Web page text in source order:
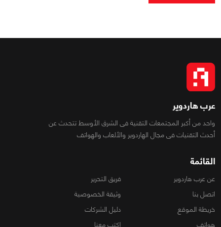
عرب هاردوير
واحد من أكبر المجتمعات التقنية فى الشرق الأوسط تتحدث عن
أحدث التقنيات فى مجال الهاردوير والألعاب والهواتف
القائمة
عن عرب هاردوير
فريق التحرير
اتصل بنا
وثيقة الخصوصية
خريطة الموقع
دليل الشركات
هواتف
اكتب معنا